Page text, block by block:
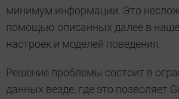
минимум информации. Это
помощью описанных далее в
настроек и моделей поведения.
Решение проблемы состоит в
данных везде, где это позволяет